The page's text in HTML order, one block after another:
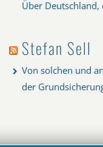
Über Deutschland,
Stefan Sell
Von solchen und
der